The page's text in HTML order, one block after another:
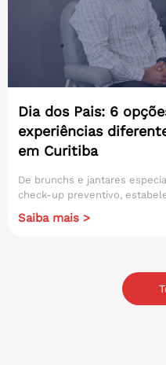
Dia dos Pais: 6
experiências
em Curitiba
De brunchs e jantares
check-up preventivo,
Saiba mais >